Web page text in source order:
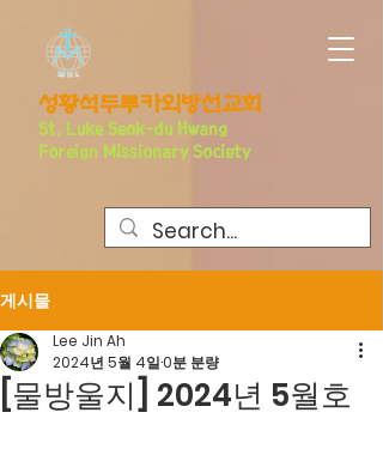
​성황석두루카외방선교회
St. Luke Seo k-du Hwang
Foreign Missionary Society
게시물
[물방울지] 2024년 5월호
Lee Jin Ah
2024년 5월 4일0분 분량